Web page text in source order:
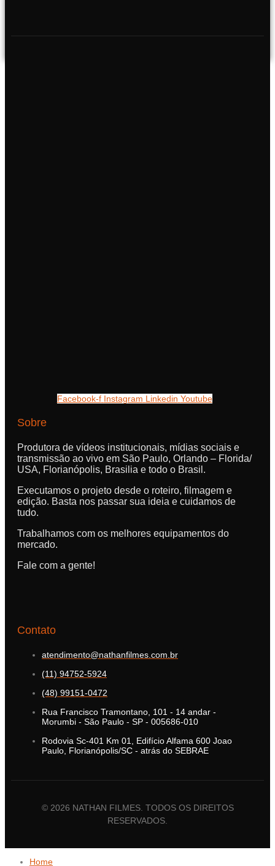
Facebook-f Instagram Linkedin Youtube
Sobre
Produtora de vídeos institucionais, mídias sociais e
transmissão ao vivo em São Paulo, Orlando – Florida/
USA, Florianópolis, Brasilia e todo o Brasil.
Executamos o projeto desde o roteiro, filmagem e
edição. Basta nos passar sua ideia e cuidamos de
tudo.
Trabalhamos com os melhores equipamentos do
mercado.
Fale com a gente!
Contato
atendimento@nathanfilmes.com.br
(11) 94752-5924
(48) 99151-0472
Rua Francisco Tramontano, 101 - 14 andar -
Morumbi - São Paulo - SP - 005686-010
Rodovia Sc-401 Km 01, Edifício Alfama 600 Joao
Paulo, Florianópolis/SC - atrás do SEBRAE
© 2026 NATHAN FILMES. TODOS OS DIREITOS
RESERVADOS.
Home